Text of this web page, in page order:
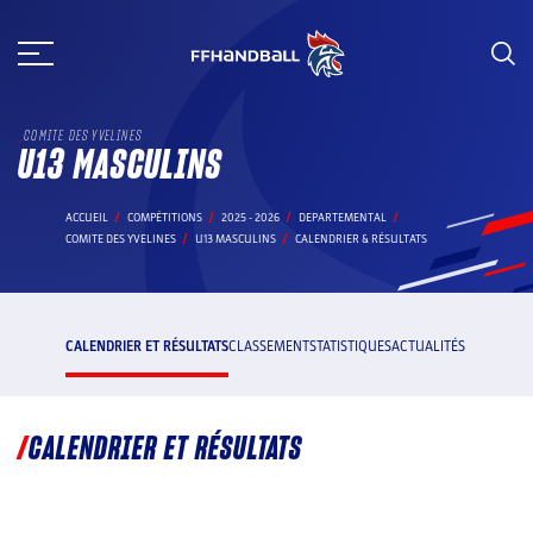
au
COMITE DES YVELINES
U13 MASCULINS
ACCUEIL COMPÉTITIONS 2025 - 2026
DEPARTEMENTAL
COMITE DES YVELINES
U13 MASCULINS CALENDRIER & RÉSULTATS
CALENDRIER ET RÉSULTATSCLASSEMENTSTATISTIQUESACTUALITÉS
CALENDRIER ET RÉSULTATS